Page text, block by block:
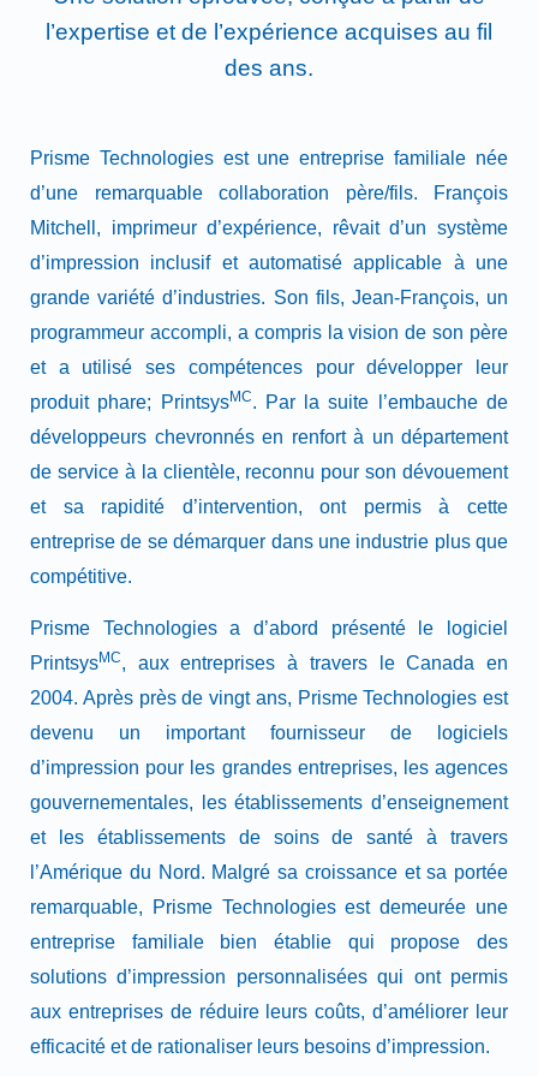
l’expertise et de l’expérience acquises au fil
des ans.
Prisme Technologies est une entreprise familiale née
d’une remarquable collaboration père/fils. François
Mitchell, imprimeur d’expérience, rêvait d’un système
d’impression inclusif et automatisé applicable à une
grande variété d’industries. Son fils, Jean-François, un
programmeur accompli, a compris la vision de son père
et a utilisé ses compétences pour développer leur
produit phare; PrintsysMC. Par la suite l’embauche de
développeurs chevronnés en renfort à un département
de service à la clientèle, reconnu pour son dévouement
et sa rapidité d’intervention, ont permis à cette
entreprise de se démarquer dans une industrie plus que
compétitive.
Prisme Technologies a d’abord présenté le logiciel
PrintsysMC, aux entreprises à travers le Canada en
2004. Après près de vingt ans, Prisme Technologies est
devenu un important fournisseur de logiciels
d’impression pour les grandes entreprises, les agences
gouvernementales, les établissements d’enseignement
et les établissements de soins de santé à travers
l’Amérique du Nord. Malgré sa croissance et sa portée
remarquable, Prisme Technologies est demeurée une
entreprise familiale bien établie qui propose des
solutions d’impression personnalisées qui ont permis
aux entreprises de réduire leurs coûts, d’améliorer leur
efficacité et de rationaliser leurs besoins d’impression.